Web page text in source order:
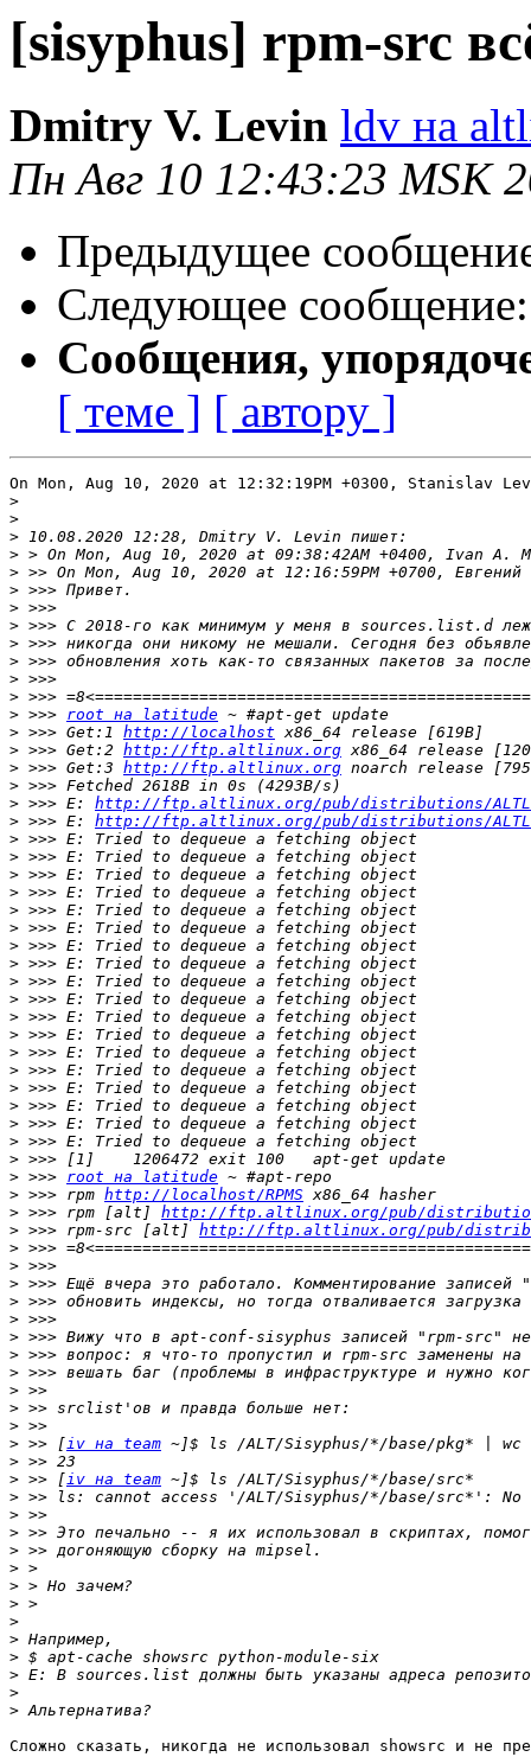
[sisyphus] rpm-src
Dmitry V. Levin ldv на
Пн Авг 10 12:43:23 MSK
Предыдущее
Следующее
Сообщения,
[ теме ] [ автору ]
On Mon, Aug 10, 2020 at 12:32:19PM +0300, Stanislav
>
>
>
>
>
>
>
>
>
>
>
>
> >>> root на latitude
> >>> Get:1 http://localhost
> >>> Get:2 http://ftp.altlinux.org
> >>> Get:3 http://ftp.altlinux.org
>
> >>> E: http://ftp.altlinux.org/pub/distributions/
> >>> E: http://ftp.altlinux.org/pub/distributions/
>
>
>
>
>
>
>
>
>
>
>
>
>
>
>
>
>
>
>
> >>> root на latitude
> >>> rpm http://localhost/RPMS
> >>> rpm [alt] http://ftp.altlinux.org/pub/
> >>> rpm-src [alt] http://ftp.altlinux.org/pub/
>
>
>
>
>
>
>
>
>
>
>
> >> [iv на team
>
> >> [iv на team
>
>
>
>
>
>
>
>
>
>
>
>
>
Сложно сказать, никогда не использовал showsrc и не